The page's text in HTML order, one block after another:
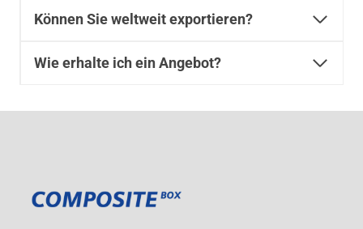
Können Sie weltweit exportieren?
Wie erhalte ich ein Angebot?